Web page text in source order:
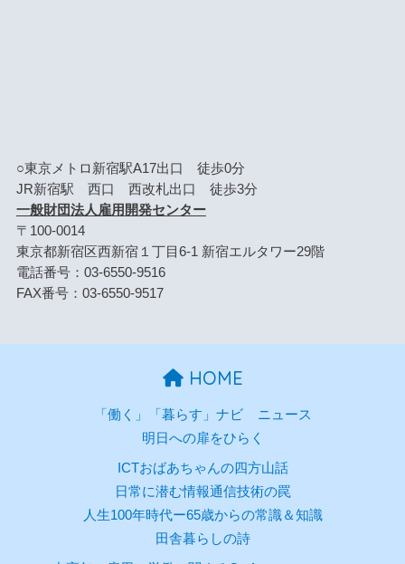
○東京メトロ新宿駅A17出口 徒歩0分
JR新宿駅 西口 西改札出口 徒歩3分
一般財団法人雇用開発センター
〒100-0014
東京都新宿区西新宿１丁目6-1 新宿エルタワー29階
電話番号：03-6550-9516
FAX番号：03-6550-9517
HOME
「働く」「暮らす」ナビ
ニュース
明日への扉をひらく
ICTおばあちゃんの四方山話
日常に潜む情報通信技術の罠
人生100年時代ー65歳からの常識＆知識
田舎暮らしの詩